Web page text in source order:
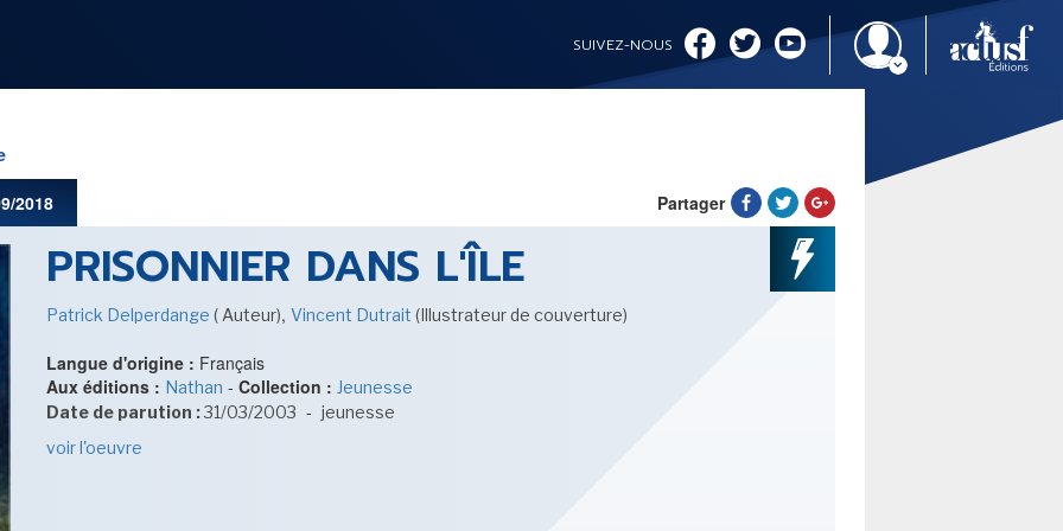
SUIVEZ-NOUS
LES UTOPIALES 2025
SENSE OF WONDER
2018 Partager
PRISONNIER DANS L'ÎLE
Patrick Delperdange ( Auteur), Vincent Dutrait (Illustrateur de couverture)
Langue d'origine : Français
Aux éditions : Nathan - Collection : Jeunesse
Date de parution :31/03/2003 - jeunesse
voir l'oeuvre